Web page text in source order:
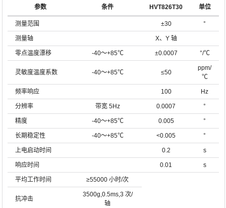
参数 条件 HVT826T30 单位
测量范围 ±30 °
测量轴 X、Y 轴
零点温度漂移 -40～+85℃ ±0.0007 °/℃
灵敏度温度系数 -40～+85℃ ≤50
ppm/
℃
频率响应 100 Hz
分辨率 带宽 5Hz 0.0007 °
精度 -40～+85℃ 0.005 °
长期稳定性 -40～+85℃ <0.005 °
上电启动时间 0.2 s
响应时间 0.01 s
平均工作时间 ≥55000 小时/次
抗冲击
3500g,0.5ms,3 次/
轴